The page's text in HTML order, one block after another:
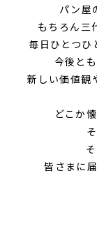
パン屋
もちろん三
毎日ひとつひ
今後とも
新しい価値観
どこか
皆さまに